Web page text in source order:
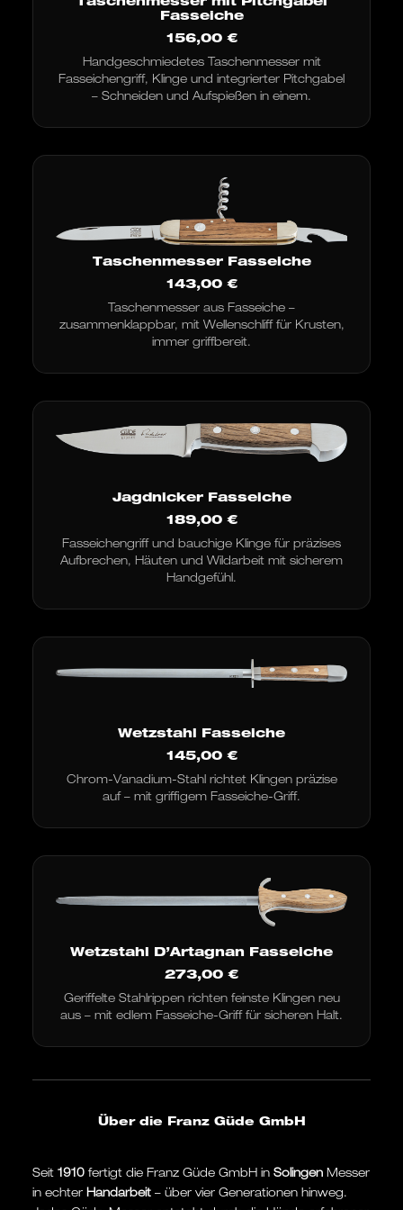
Fasseiche
156,00 €
Handgeschmiedetes Taschenmesser mit
Fasseichengriff, Klinge und integrierter Pitchgabel
– Schneiden und Aufspießen in einem.
Taschenmesser Fasseiche
143,00 €
Taschenmesser aus Fasseiche –
zusammenklappbar, mit Wellenschliff für Krusten,
immer griffbereit.
Jagdnicker Fasseiche
189,00 €
Fasseichengriff und bauchige Klinge für präzises
Aufbrechen, Häuten und Wildarbeit mit sicherem
Handgefühl.
Wetzstahl Fasseiche
145,00 €
Chrom-Vanadium-Stahl richtet Klingen präzise
auf – mit griffigem Fasseiche-Griff.
Wetzstahl D’Artagnan Fasseiche
273,00 €
Geriffelte Stahlrippen richten feinste Klingen neu
aus – mit edlem Fasseiche-Griff für sicheren Halt.
Über die Franz Güde GmbH
Seit 1910 fertigt die Franz Güde GmbH in Solingen Messer
in echter Handarbeit – über vier Generationen hinweg.